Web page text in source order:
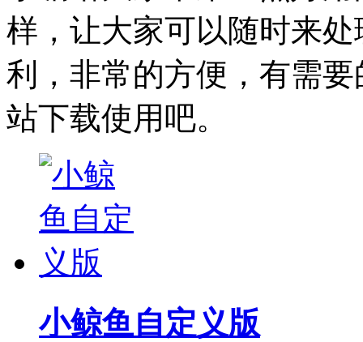
样，让大家可以随时来
利，非常的方便，有需
站下载使用吧。
小鲸鱼自定义版